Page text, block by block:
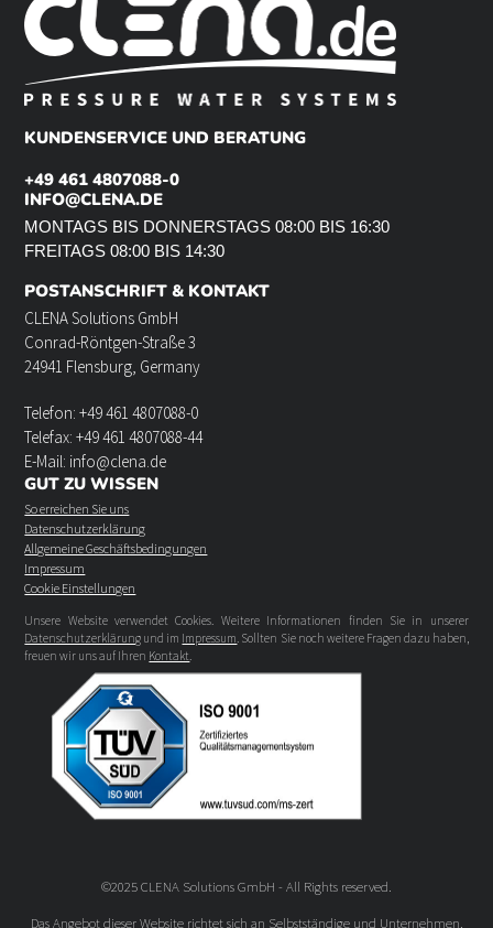
KUNDENSERVICE UND BERATUNG
+49 461 4807088-0
INFO@CLENA.DE
MONTAGS BIS DONNERSTAGS 08:00 BIS 16:30
FREITAGS 08:00 BIS 14:30
POSTANSCHRIFT & KONTAKT
CLENA Solutions GmbH
Conrad-Röntgen-Straße 3
24941 Flensburg, Germany
Telefon: +49 461 4807088-0
Telefax: +49 461 4807088-44
E-Mail: info@clena.de
GUT ZU WISSEN
So erreichen Sie uns
Datenschutzerklärung
Allgemeine Geschäftsbedingungen
Impressum
Cookie Einstellungen
Unsere Website verwendet Cookies. Weitere Informationen finden Sie in unserer
Datenschutzerklärung und im Impressum . Sollten Sie noch weitere Fragen dazu haben,
freuen wir uns auf Ihren Kontakt
©2025 CLENA Solutions GmbH - All Rights reserved.
Das Angebot dieser Website richtet sich an Selbstständige und Unternehmen.